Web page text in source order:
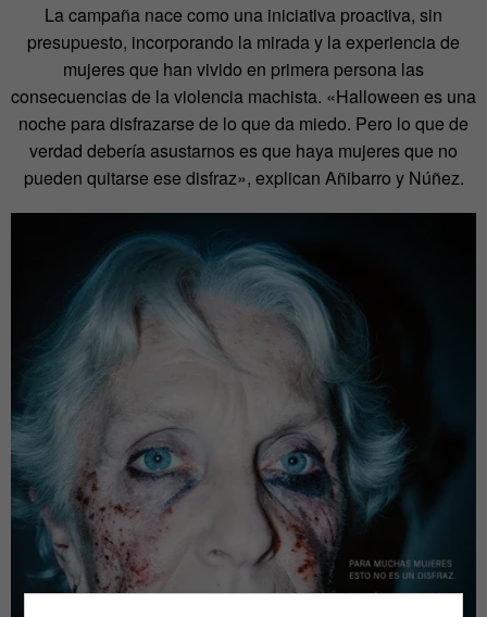
La campaña nace como una iniciativa proactiva, sin
presupuesto, incorporando la mirada y la experiencia de
mujeres que han vivido en primera persona las
consecuencias de la violencia machista. «Halloween es una
noche para disfrazarse de lo que da miedo. Pero lo que de
verdad debería asustarnos es que haya mujeres que no
pueden quitarse ese disfraz», explican Añibarro y Núñez.